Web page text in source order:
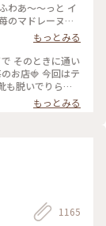
わあ〜〜っと イ
のマドレーヌを
トケーキもっとみる
今回はテ
た幸せな苺時間
もっとみる
1165